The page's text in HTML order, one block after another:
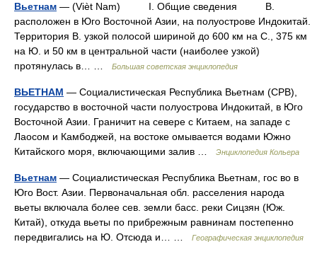
Вьетнам — (Vièt Nam) I. Общие сведения В.
расположен в Юго Восточной Азии, на полуострове Индокитай.
Территория В. узкой полосой шириной до 600 км на С., 375 км
на Ю. и 50 км в центральной части (наиболее узкой)
протянулась в… …
Большая советская энциклопедия
ВЬЕТНАМ — Социалистическая Республика Вьетнам (СРВ),
государство в восточной части полуострова Индокитай, в Юго
Восточной Азии. Граничит на севере с Китаем, на западе с
Лаосом и Камбоджей, на востоке омывается водами Южно
Китайского моря, включающими залив …
Энциклопедия Кольера
Вьетнам — Социалистическая Республика Вьетнам, гос во в
Юго Вост. Азии. Первоначальная обл. расселения народа
вьеты включала более сев. земли басс. реки Сицзян (Юж.
Китай), откуда вьеты по прибрежным равнинам постепенно
передвигались на Ю. Отсюда и… …
Географическая энциклопедия